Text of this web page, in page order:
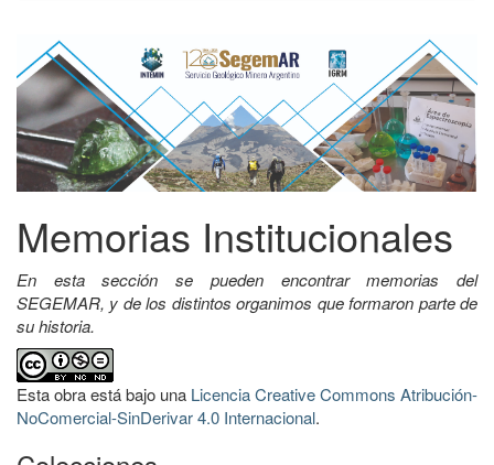
Memorias Institucionales
En esta sección se pueden encontrar memorias del
SEGEMAR, y de los distintos organimos que formaron parte de
su historia.
Esta obra está bajo una Licencia Creative Commons Atribución-
NoComercial-SinDerivar 4.0 Internacional.